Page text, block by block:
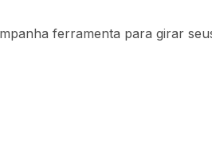
ferramenta para girar